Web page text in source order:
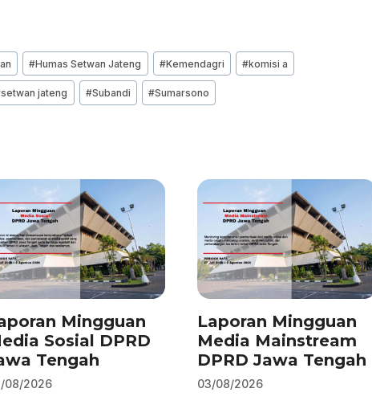
#Humas Setwan Jateng #Kemendagri #komisi a
setwan jateng #Subandi #Sumarsono
Mingguan
Sosial DPRD
Tengah
08/2026
Laporan Mingguan
Media Mainstream
DPRD Jawa Tengah
03/08/2026